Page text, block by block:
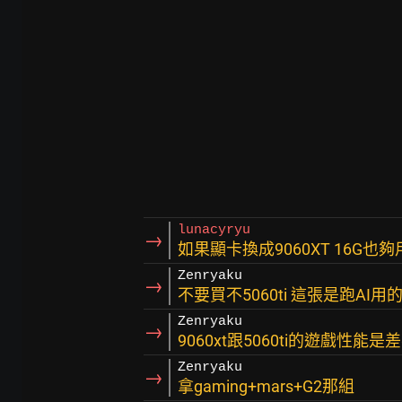
→ lunacyryu
如果顯卡換成9060XT 16G也夠
→ Zenryaku
不要買不5060ti 這張是跑AI用的
→ Zenryaku
9060xt跟5060ti的遊戲性能是
→ Zenryaku
拿gaming+mars+G2那組